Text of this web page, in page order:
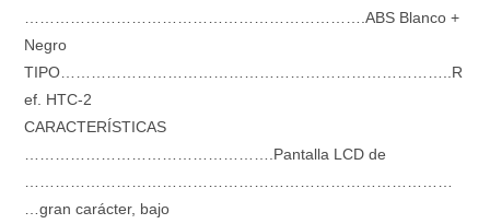
………………………………………………………….ABS Blanco +
Negro
TIPO…………………………………………………………………..R
ef. HTC-2
CARACTERÍSTICAS
………………………………………….Pantalla LCD de
…gran carácter, bajo